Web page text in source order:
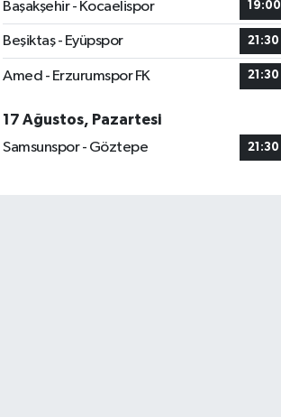
Başakşehir - Kocaelispor
19:00
Beşiktaş - Eyüpspor 21:30
Amed - Erzurumspor FK 21:30
17 Ağustos, Pazartesi
Samsunspor - Göztepe
21:30